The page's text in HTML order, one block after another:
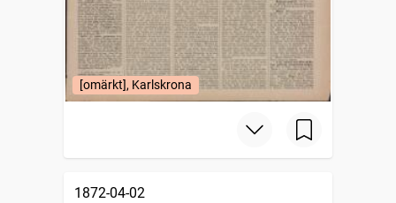
[omärkt], Karlskrona
1872-04-02